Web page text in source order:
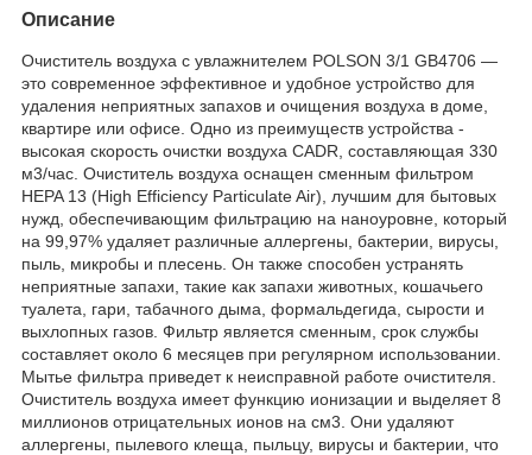
Описание
Очиститель воздуха с увлажнителем POLSON 3/1 GB4706 —
это современное эффективное и удобное устройство для
удаления неприятных запахов и очищения воздуха в доме,
квартире или офисе. Одно из преимуществ устройства -
высокая скорость очистки воздуха CADR, составляющая 330
м3/час. Очиститель воздуха оснащен сменным фильтром
HEPA 13 (High Efficiency Particulate Air), лучшим для бытовых
нужд, обеспечивающим фильтрацию на наноуровне, который
на 99,97% удаляет различные аллергены, бактерии, вирусы,
пыль, микробы и плесень. Он также способен устранять
неприятные запахи, такие как запахи животных, кошачьего
туалета, гари, табачного дыма, формальдегида, сырости и
выхлопных газов. Фильтр является сменным, срок службы
составляет около 6 месяцев при регулярном использовании.
Мытье фильтра приведет к неисправной работе очистителя.
Очиститель воздуха имеет функцию ионизации и выделяет 8
миллионов отрицательных ионов на см3. Они удаляют
аллергены, пылевого клеща, пыльцу, вирусы и бактерии, что